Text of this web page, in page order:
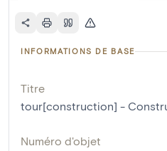
INFORMATIONS DE BASE
Titre
tour[construction] -
Numéro d'objet